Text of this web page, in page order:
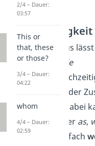
Gleichzeitigkeit
Darüber hinaus
einenparticiple
clausedie
Handlungen oder
ausdrücken. Dabei
die Bindewörter as,
while
auch einfach
2/4 – Dauer:
03:57
This or
that, these
or those?
3/4 – Dauer:
04:22
whom
4/4 – Dauer:
02:59